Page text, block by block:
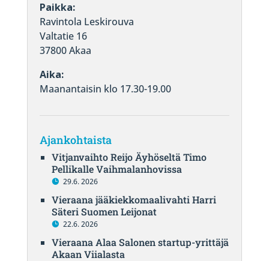
Paikka:
Ravintola Leskirouva
Valtatie 16
37800 Akaa
Aika:
Maanantaisin klo 17.30-19.00
Ajankohtaista
Vitjanvaihto Reijo Äyhöseltä Timo
Pellikalle Vaihmalanhovissa
29.6. 2026
Vieraana jääkiekkomaalivahti Harri
Säteri Suomen Leijonat
22.6. 2026
Vieraana Alaa Salonen startup-yrittäjä
Akaan Viialasta